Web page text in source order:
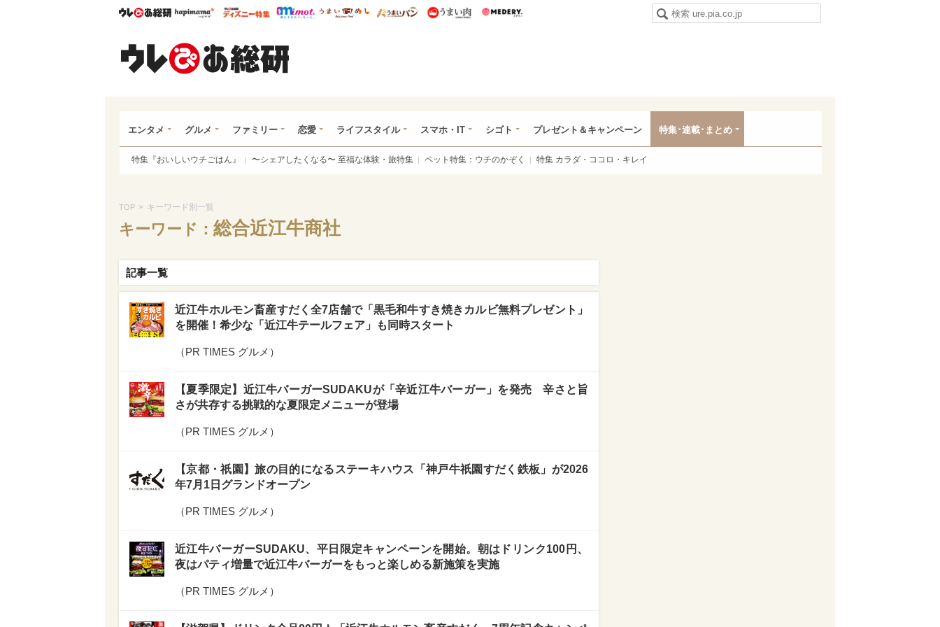
ウレぴあ総研ハピママ* ウレぴあ総研 ディズニー特集
mimot. うまいめし うまいパン うまい肉
エンタメ グルメ ファミリー 恋愛 ライフスタイル スマホ・IT シゴト プレゼント＆キャンペーン 特集･連載･まとめ
特集『おいしいウチごはん』 〜シェアしたくなる〜 至福な体験・旅特集 ペット特集：ウチのかぞく 特集 カラダ・ココロ・キレイ
TOP > キーワード別一覧
キーワード： 総合近江牛商社
記事一覧
近江牛ホルモン畜産すだく全7店舗で「黒毛和牛すき焼きカルビ無料プレゼント」
を開催！希少な「近江牛テールフェア」も同時スタート
（PR TIMES グルメ ）
【夏季限定】近江牛バーガーSUDAKUが「辛近江牛バーガー」を発売 辛さと旨
さが共存する挑戦的な夏限定メニューが登場
（PR TIMES グルメ ）
【京都・祇園】旅の目的になるステーキハウス「神戸牛祇園すだく鉄板」が2026
年7月1日グランドオープン
（PR TIMES グルメ ）
近江牛バーガーSUDAKU、平日限定キャンペーンを開始。朝はドリンク100円、
夜はパティ増量で近江牛バーガーをもっと楽しめる新施策を実施
（PR TIMES グルメ ）